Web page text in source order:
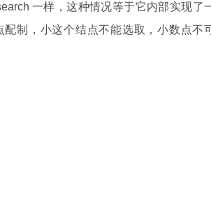
一样，这种情况等于它内部实现了
制，小这个结点不能选取，小数点不